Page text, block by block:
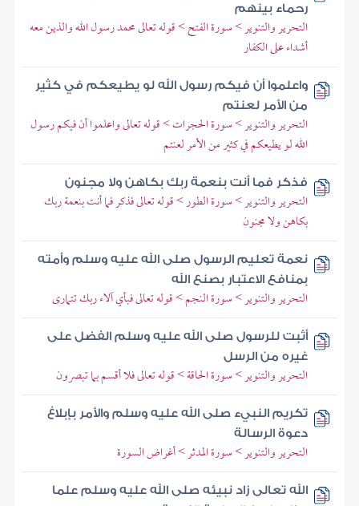
رحماء بينهم
التحرير والتنوير > سورة الفتح > قوله تعالى محمد رسول الله والذين معه
أشداء على الكفار
واعلموا أن فيكم رسول الله لو يطيعكم في كثير
من الأمر لعنتم
التحرير والتنوير > سورة الحجرات > قوله تعالى واعلموا أن فيكم رسول
الله لو يطيعكم في كثير من الأمر لعنتم
فذكر فما أنت بنعمة ربك بكاهن ولا مجنون
التحرير والتنوير > سورة الطور > قوله تعالى فذكر فما أنت بنعمة ربك
بكاهن ولا مجنون
نعمة تعليم الرسول صلى الله عليه وسلم وأمته
بمنافع الاعتبار بصنع الله
التحرير والتنوير > سورة النجم > قوله تعالى فبأي آلاء ربك تتمارى
أثبت للرسول صلى الله عليه وسلم الفضل على
غيره من الرسل
التحرير والتنوير > سورة الحاقة > قوله تعالى فلا أقسم بما تبصرون
تكريم النبيء صلى الله عليه وسلم والأمر بإبلاغ
دعوة الرسالة
التحرير والتنوير > سورة المدثر > أغراض السورة
الله تعالى زاد نبيئه صلى الله عليه وسلم علما